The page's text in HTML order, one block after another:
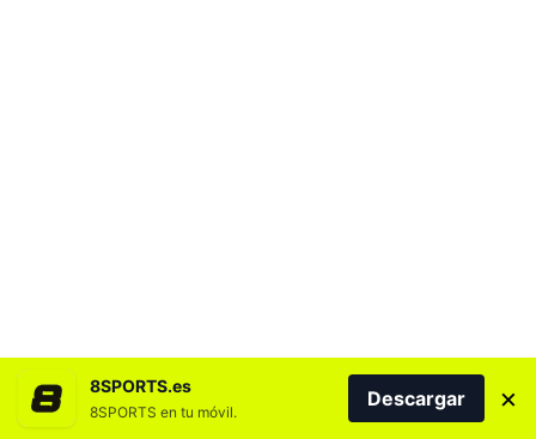
8SPORTS.es
8SPORTS en tu móvil.
Descargar ×